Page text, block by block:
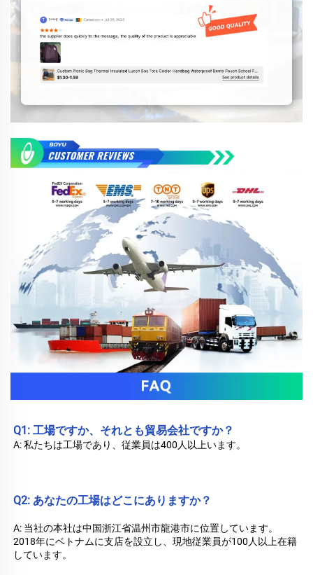
Q1: 工場ですか、それとも貿易会社ですか？
A: 私たちは工場であり、従業員は400人以上います。
Q2: あなたの工場はどこにありますか？
A: 当社の本社は中国浙江省温州市龍港市に位置しています。
2018年にベトナムに支店を設立し、現地従業員が100人以上在籍
しています。